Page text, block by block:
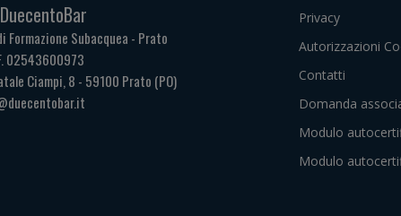
Formazione Subacquea - Prato
02543600973
Ciampi, 8 - 59100 Prato (PO)
Privacy
Autorizzazioni
Contatti
Domanda
Modulo
Modulo